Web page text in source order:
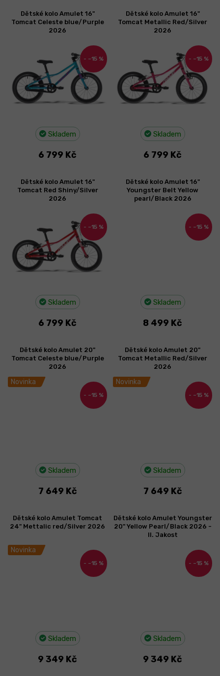
–15 %
Dětské kolo Amulet 16"
Tomcat Celeste blue/Purple
2026
Skladem
6 799 Kč
–15 %
Dětské kolo Amulet 16"
Tomcat Metallic Red/Silver
2026
Skladem
6 799 Kč
–15 %
Dětské kolo Amulet 16"
Tomcat Red Shiny/Silver
2026
Skladem
6 799 Kč
–15 %
Dětské kolo Amulet 16"
Youngster Belt Yellow
pearl/Black 2026
Skladem
8 499 Kč
Novinka
–15 %
Dětské kolo Amulet 20"
Tomcat Celeste blue/Purple
2026
Skladem
7 649 Kč
Novinka
–15 %
Dětské kolo Amulet 20"
Tomcat Metallic Red/Silver
2026
Skladem
7 649 Kč
Novinka
–15 %
Dětské kolo Amulet Tomcat
24" Mettalic red/Silver 2026
Skladem
9 349 Kč
–15 %
Dětské kolo Amulet Youngster
20" Yellow Pearl/Black 2026 -
II. Jakost
Skladem
9 349 Kč